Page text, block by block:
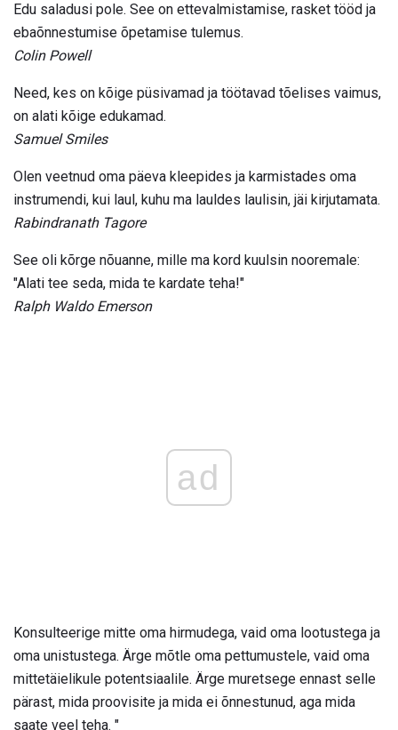
Edu saladusi pole. See on ettevalmistamise, rasket tööd ja
ebaõnnestumise õpetamise tulemus.
Colin Powell
Need, kes on kõige püsivamad ja töötavad tõelises vaimus,
on alati kõige edukamad.
Samuel Smiles
Olen veetnud oma päeva kleepides ja karmistades oma
instrumendi, kui laul, kuhu ma lauldes laulisin, jäi kirjutamata.
Rabindranath Tagore
See oli kõrge nõuanne, mille ma kord kuulsin nooremale:
"Alati tee seda, mida te kardate teha!"
Ralph Waldo Emerson
ad
Konsulteerige mitte oma hirmudega, vaid oma lootustega ja
oma unistustega. Ärge mõtle oma pettumustele, vaid oma
mittetäielikule potentsiaalile. Ärge muretsege ennast selle
pärast, mida proovisite ja mida ei õnnestunud, aga mida
saate veel teha. "